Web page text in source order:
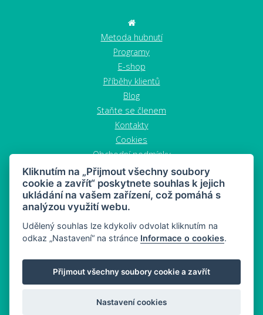
Metoda hubnutí
Programy
E-shop
Příběhy klientů
Blog
Staňte se členem
Kontakty
Cookies
Obchodní podmínky
Zrušit objednávku
MAHONY DIET - dieta a zdravý snacking
Mapa stránek
© 2026 MAHONY DIET
Kliknutím na „Přijmout všechny soubory
cookie a zavřít“ poskytnete souhlas k jejich
ukládání na vašem zařízení, což pomáhá s
analýzou využití webu.
Udělený souhlas lze kdykoliv odvolat kliknutím na
odkaz „Nastavení“ na stránce Informace o cookies.
Přijmout všechny soubory cookie a zavřít
Nastavení cookies